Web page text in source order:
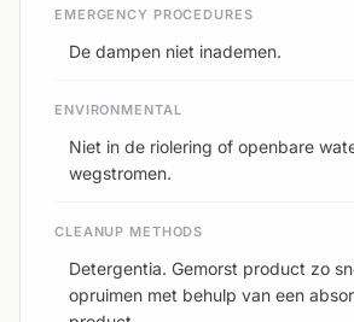
EMERGENCY PROCEDURES
De dampen niet inademen.
ENVIRONMENTAL
Niet in de riolering of openbare
wegstromen.
CLEANUP METHODS
Detergentia. Gemorst product zo
opruimen met behulp van een